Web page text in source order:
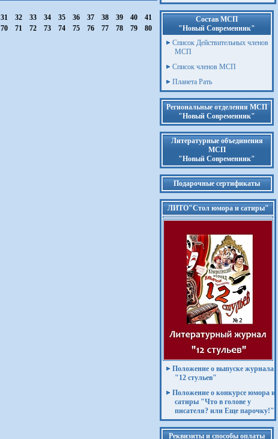
31 32 33 34 35 36 37 38 39 40
41
70 71 72 73 74 75 76 77 78 79
80
Состав МСП
"Новый Современник"
Список Действительных членов
МСП
Список членов МСП
Планета Рать
Региональные отделения МСП
"Новый Современник"
Литературные объединения
МСП
"Новый Современник"
Подарочные сертификаты
ЛИТО"Стол юмора и сатиры"
Положение о выпуске журнала
"12 стульев"
Положение о конкурсе юмора и
сатиры "Что в голове у
писателя? или Еще парочку!"
Реквизиты и способы оплаты